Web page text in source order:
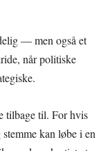
— men også et
når politiske
tilbage til. For hvis
kan løbe i en